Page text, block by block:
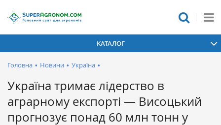
КАТАЛОГ
Головна • Новини • Україна •
Україна тримає лідерство в
аграрному експорті — Висоцький
прогнозує понад 60 млн тонн у